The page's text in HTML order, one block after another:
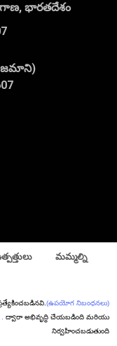
భారతదేశం
మమ్మల్ని
(ఉపయోగ నిబంధనలు)
ద్వారా అభివృద్ధి చేయబడింది మరియు
నిర్వహించబడుతుంది